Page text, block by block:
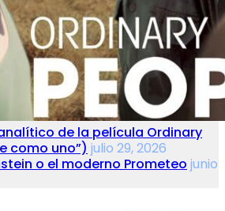
de la película Ordinary
como uno”) julio 29, 2026
o el moderno Prometeo junio